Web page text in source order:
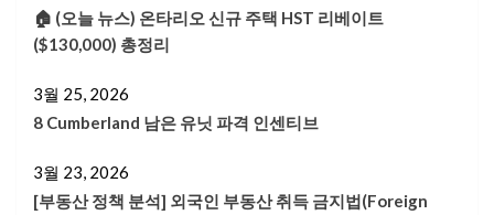
🏠 (오늘 뉴스) 온타리오 신규 주택 HST 리베이트
($130,000) 총정리
3월 25, 2026
8 Cumberland 남은 유닛 파격 인센티브
3월 23, 2026
[부동산 정책 분석] 외국인 부동산 취득 금지법(Foreign